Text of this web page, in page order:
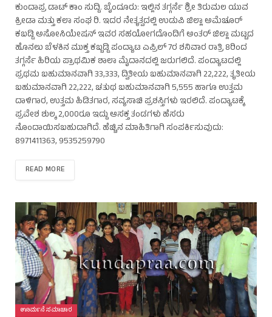
ಕುಂದಾಪ್ರ ಡಾಟ್ ಕಾಂ ಸುದ್ದಿ. ಬೈಂದೂರು: ಇಲ್ಲಿನ ತಗ್ಗರ್ಸೆ ಶ್ರೀ ತಿರುಮಲ ಯುವ
ಕ್ರೀಡಾ ಮತ್ತು ಕಲಾ ಸಂಘ ರಿ. ಇದರ ನೇತೃತ್ವದಲ್ಲಿ ಉಡುಪಿ ಜಿಲ್ಲಾ ಅಮೆಚೂರ್
ಕಬಡ್ಡಿ ಅಸೋಸಿಯೇಷನ್ ಇವರ ಸಹಯೋಗದೊಂದಿಗೆ ಅಂತರ್ ಜಿಲ್ಲಾ ಮಟ್ಟದ
ಹೊನಲು ಬೆಳಕಿನ ಮುಕ್ತ ಕಬ್ಬಡ್ಡಿ ಪಂದ್ಯಾಟ ಎಪ್ರಿಲ್ 7ರ ಶನಿವಾರ ರಾತ್ರಿ 8ರಿಂದ
ತಗ್ಗರ್ಸೆ ಹಿರಿಯ ಪ್ರಾಥಮಿಕ ಶಾಲಾ ಮೈದಾನದಲ್ಲಿ ಜರುಗಲಿದೆ. ಪಂದ್ಯಾಟದಲ್ಲಿ
ಪ್ರಥಮ ಬಹುಮಾನವಾಗಿ 33,333, ದ್ವಿತೀಯ ಬಹುಮಾನವಾಗಿ 22,222, ತೃತೀಯ
ಬಹುಮಾನವಾಗಿ 22,222, ಚತುಥ ಬಹುಮಾನವಾಗಿ 5,555 ಹಾಗೂ ಉತ್ತಮ
ದಾಳಿಗಾರ, ಉತ್ತಮ ಹಿಡಿತಗಾರ, ಸವ್ಯಸಾಚಿ ಪ್ರಶಸ್ತಿಗಳು ಇರಲಿದೆ. ಪಂದ್ಯಾಟಕ್ಕೆ
ಪ್ರವೇಶ ಶುಲ್ಕ 2,000ರೂ ಇದ್ದು ಆಸಕ್ತ ತಂಡಗಳು ಹೆಸರು
ನೊಂದಾಯಿಸಬಹುದಾಗಿದೆ. ಹೆಚ್ಚಿನ ಮಾಹಿತಿಗಾಗಿ ಸಂಪರ್ಕಿಸುವುದು:
8971411363, 9535259790
READ MORE
ಊರ್ಮನೆ ಸಮಾಚಾರ